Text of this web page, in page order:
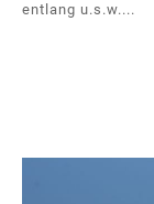
entlang u.s.w....